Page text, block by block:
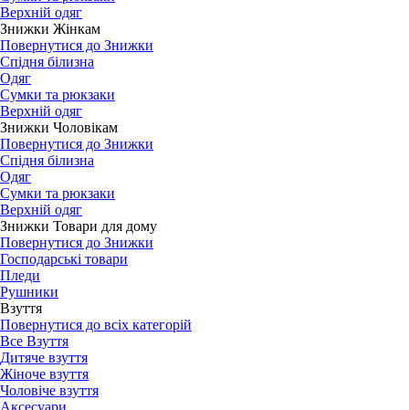
Верхній одяг
Знижки Жінкам
Повернутися до Знижки
Спідня білизна
Одяг
Сумки та рюкзаки
Верхній одяг
Знижки Чоловікам
Повернутися до Знижки
Спідня білизна
Одяг
Сумки та рюкзаки
Верхній одяг
Знижки Товари для дому
Повернутися до Знижки
Господарські товари
Пледи
Рушники
Взуття
Повернутися до всіх категорій
Все Взуття
Дитяче взуття
Жіноче взуття
Чоловіче взуття
Аксесуари